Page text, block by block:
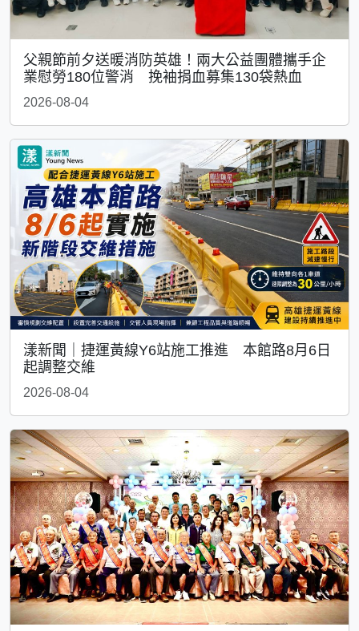
父親節前夕送暖消防英雄！兩大公益團體攜手企
業慰勞180位警消 挽袖捐血募集130袋熱血
2026-08-04
漾新聞｜捷運黃線Y6站施工推進 本館路8月6日
起調整交維
2026-08-04